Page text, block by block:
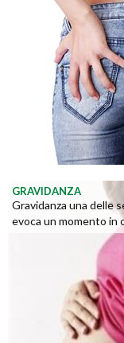
GRAVIDANZA
Gravidanza una delle
evoca un momento in